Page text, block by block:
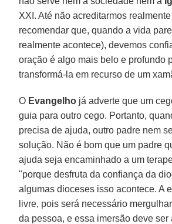
XXI. Até não acreditarmos
recomendar que, quando a vida
realmente acontece), devemos
oração é algo mais belo e profundo
transformá-la em recurso de um
O Evangelho já adverte que um
guia para outro cego. Portanto,
precisa de ajuda, outro padre nem
solução. Não é bom que um padre
ajuda seja encaminhado a um
"porque desfruta da confiança da
algumas dioceses isso acontece. A
livre, pois será necessário
da pessoa, e essa imersão deve ser